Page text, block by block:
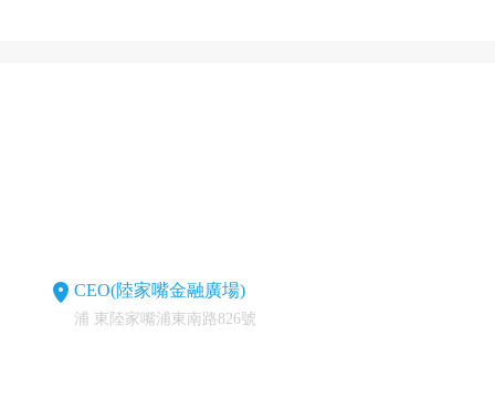
CEO(陸家嘴金融廣場)
浦 東陸家嘴浦東南路826號